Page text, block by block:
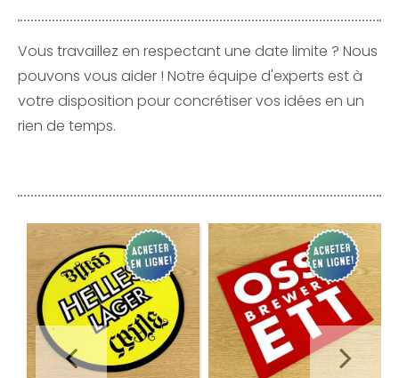
Vous travaillez en respectant une date limite ? Nous
pouvons vous aider ! Notre équipe d'experts est à
votre disposition pour concrétiser vos idées en un
rien de temps.